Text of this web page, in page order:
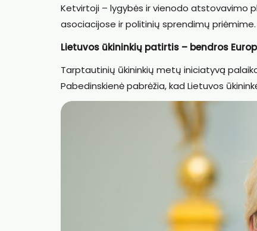
Ketvirtoji – lygybės ir vienodo atstovavimo
asociacijose ir politinių sprendimų priėmime.
Lietuvos ūkininkių patirtis – bendros
Tarptautinių ūkininkių metų iniciatyvą
Pabedinskienė pabrėžia, kad Lietuvos